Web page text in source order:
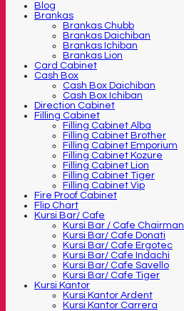
Blog
Brankas
Brankas Chubb
Brankas Daichiban
Brankas Ichiban
Brankas Lion
Card Cabinet
Cash Box
Cash Box Daichiban
Cash Box Ichiban
Direction Cabinet
Filling Cabinet
Filling Cabinet Alba
Filling Cabinet Brother
Filling Cabinet Emporium
Filling Cabinet Kozure
Filling Cabinet Lion
Filling Cabinet Tiger
Filling Cabinet Vip
Fire Proof Cabinet
Flip Chart
Kursi Bar/ Cafe
Kursi Bar / Cafe Chairman
Kursi Bar/ Cafe Donati
Kursi Bar/ Cafe Ergotec
Kursi Bar/ Cafe Indachi
Kursi Bar/ Cafe Savello
Kursi Bar/ Cafe Tiger
Kursi Kantor
Kursi Kantor Ardent
Kursi Kantor Carrera